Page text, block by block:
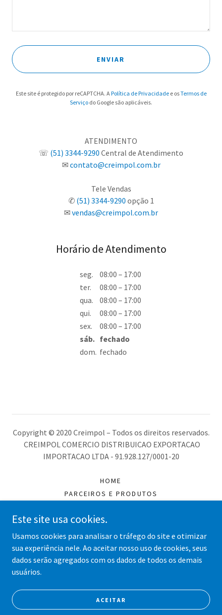
ENVIAR
Este site é protegido por reCAPTCHA. APolítica de Privacidadee osTermos de
Serviço do Google são aplicáveis.
ATENDIMENTO
☏ (51) 3344-9290 Central de Atendimento
✉contato@creimpol.com.br
Tele Vendas
✆ (51) 3344-9290 opção 1
✉vendas@creimpol.com.br
Horário de Atendimento
seg.
08:00 – 17:00
ter.
08:00 – 17:00
qua.
08:00 – 17:00
qui.
08:00 – 17:00
sex.
08:00 – 17:00
sáb. fechado
dom. fechado
Copyright © 2020 Creimpol – Todos os direitos reservados.
CREIMPOL COMERCIO DISTRIBUICAO EXPORTACAO
IMPORTACAO LTDA - 91.928.127/0001-20
HOME
PARCEIROS E PRODUTOS
GALERIA
CONTATO
TRABALHE CONOSCO
Desenvolvido por
Este site usa cookies.
Usamos cookies para analisar o tráfego do site e otimizar
sua experiência nele. Ao aceitar nosso uso de cookies, seus
dados serão agregados com os dados de todos os demais
usuários.
ACEITAR